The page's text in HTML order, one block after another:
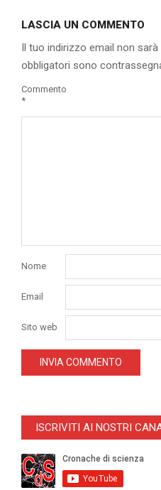
19
LASCIA UN COMMENTO
Il tuo indirizzo email non sarà
obbligatori sono
Commento
*
Nome
Email
Sito web
ISCRIVITI AI NOSTRI